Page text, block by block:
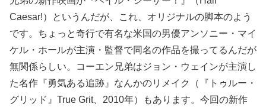
Caesar!）というんだが、これ、オリジナルの脚本のよう
です。ちょっと奇行で有名な米国の男優アンソニー・マイ
ケル・ホールが主演・監督で同名の作品を撮ってるんだが
無関係らしい。コーエン兄弟はジョン・ウェインが主演し
た名作『勇気ある追跡』なんかのリメイク（『トゥルー・
グリッド』True Grit、2010年）もあります。今回の新作